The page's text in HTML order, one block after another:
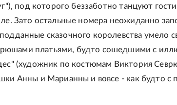
под которого беззаботно танцуют
Зато остальные номера неожиданно
сказочного королевства умело
платьями, будто сошедшими с
(художник по костюмам Виктория
Анны и Марианны и вовсе - как будто с